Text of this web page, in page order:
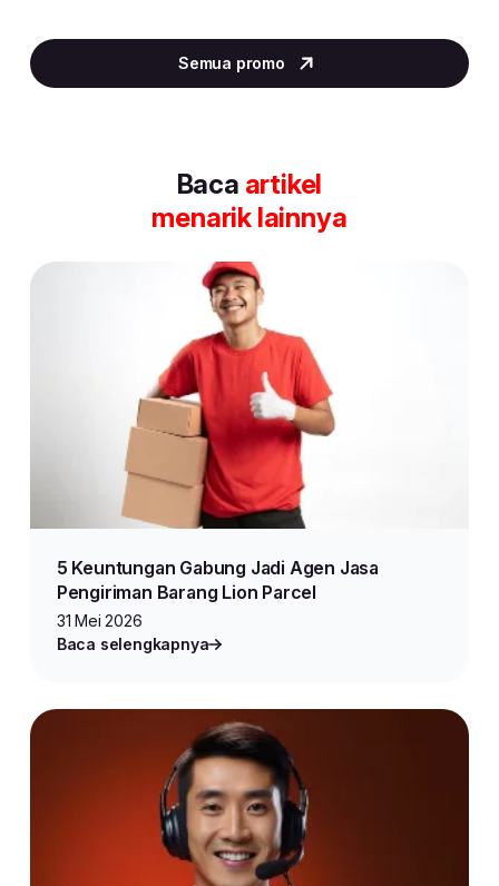
2
of
Semua promo
Baca artikel
menarik lainnya
5 Keuntungan Gabung Jadi Agen Jasa
Pengiriman Barang Lion Parcel
31 Mei 2026
Baca selengkapnya